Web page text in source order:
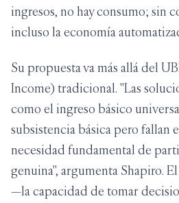
ingresos, no hay consumo; sin
incluso la economía
Su propuesta va más allá del
Income) tradicional. "Las
como el ingreso básico
subsistencia básica pero fallan
necesidad fundamental de
genuina", argumenta Shapiro.
—la capacidad de tomar